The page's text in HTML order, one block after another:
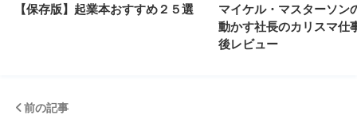
【保存版】起業本おすすめ２５選
マイケル・マスターソン
動かす社長のカリスマ仕
後レビュー
前の記事